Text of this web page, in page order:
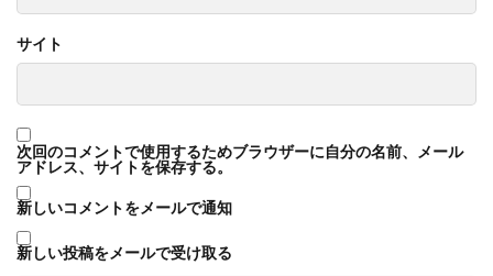
サイト
次回のコメントで使用するためブラウザーに自分の名前、メール
アドレス、サイトを保存する。
新しいコメントをメールで通知
新しい投稿をメールで受け取る